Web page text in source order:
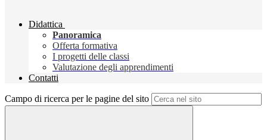
Didattica
Panoramica
Offerta formativa
I progetti delle classi
Valutazione degli apprendimenti
Contatti
Campo di ricerca per le pagine del sito